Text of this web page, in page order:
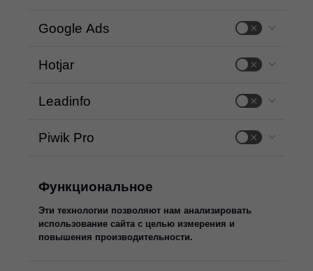
Google Ads
Hotjar
Leadinfo
Piwik Pro
Функциональное
Эти технологии позволяют нам анализировать
использование сайта с целью измерения и
повышения производительности.